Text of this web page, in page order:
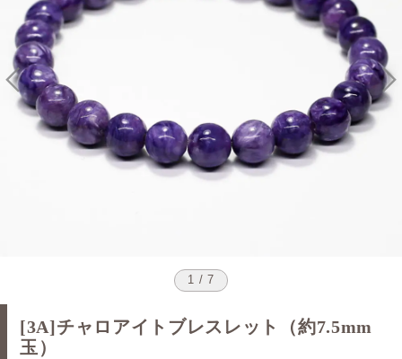
1 / 7
[3A]チャロアイトブレスレット（約7.5mm
玉）